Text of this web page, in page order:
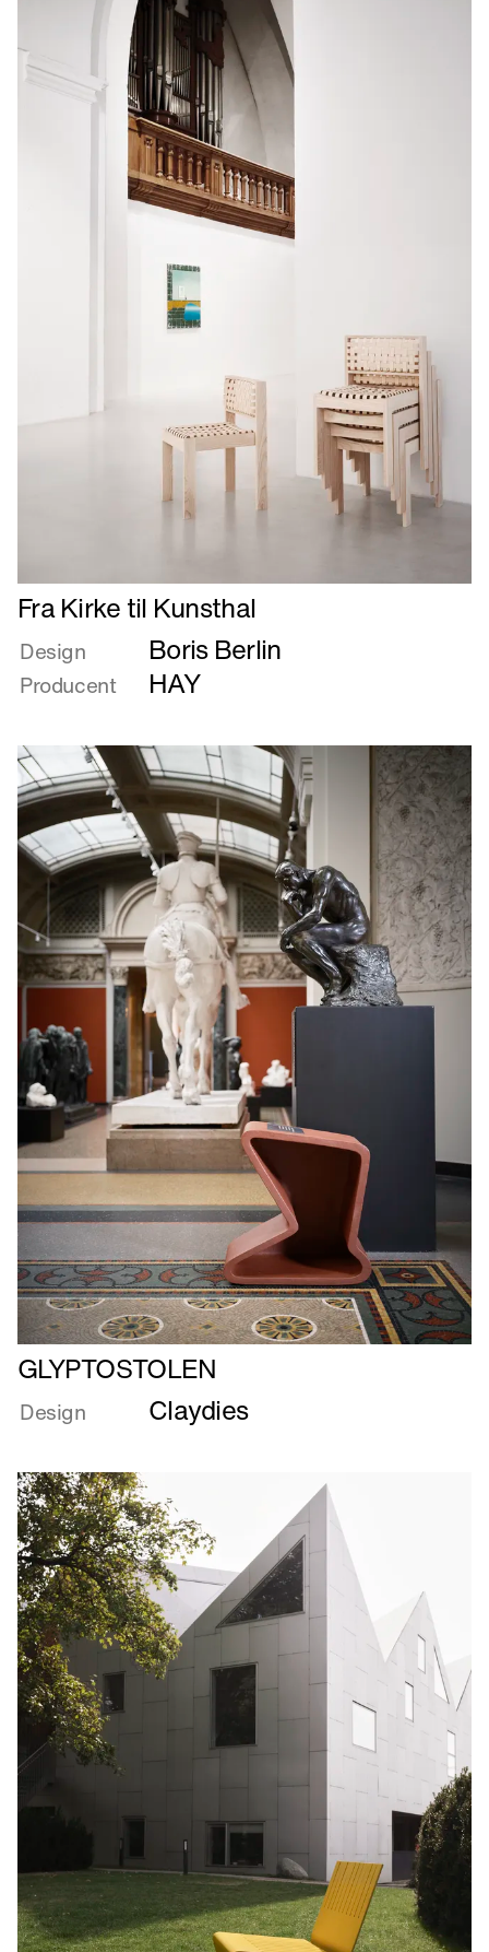
Læs
mere
om
Fra
Kirke
Kunsthal
Fra Kirke til Kunsthal
Design Boris Berlin
Producent HAY
Læs
mere
om
GLYPTOSTOLEN
Design Claydies